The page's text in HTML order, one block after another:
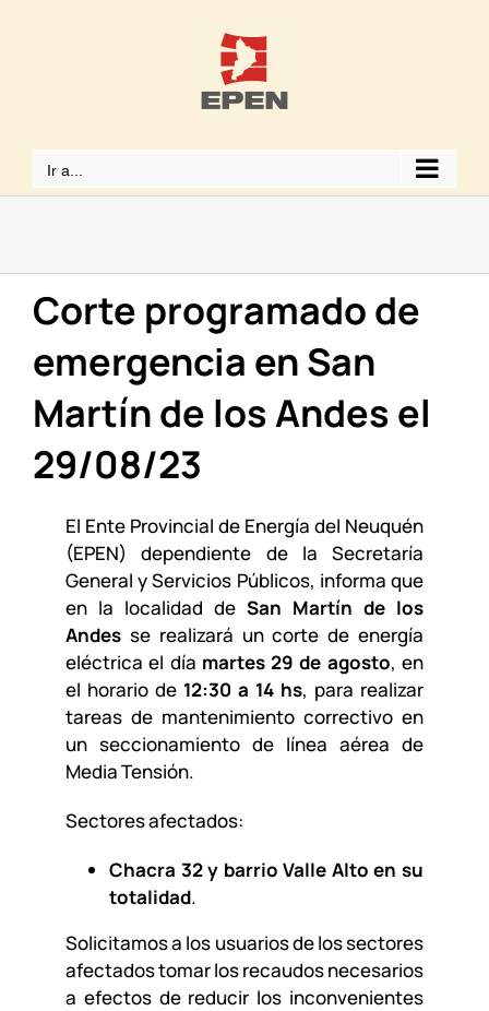
Ir a...
Corte programado de
emergencia en San
Martín de los Andes el
29/08/23
El Ente Provincial de Energía del Neuquén
(EPEN) dependiente de la Secretaría
General y Servicios Públicos, informa que
en la localidad deSan Martín de los
Andesse realizará un corte de energía
eléctrica el día martes 29 de agosto, en
el horario de 12:30 a 14 hs, para realizar
tareas de mantenimiento correctivo en
un seccionamiento de línea aérea de
Media Tensión.
Sectores afectados:
Chacra 32 y barrio Valle Alto en su
totalidad.
Solicitamos a los usuarios de los sectores
afectados tomar los recaudos necesarios
a efectos de reducir los inconvenientes